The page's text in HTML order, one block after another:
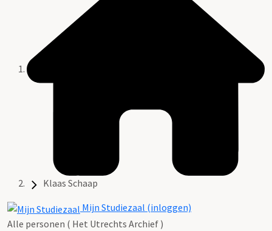
Klaas Schaap
Mijn Studiezaal (inloggen)
Alle personen ( Het Utrechts Archief )